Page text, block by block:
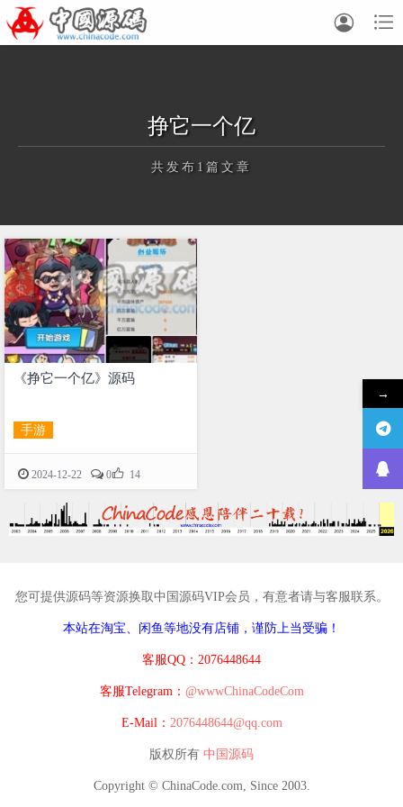


挣它一个亿
共发布1篇文章
正在为您加载新内容
《挣它一个亿》源码
手游
2024-12-22 0 14
您可提供源码等资源换取中国源码VIP会员，有意者请与客服联系。
本站在淘宝、闲鱼等地没有店铺，谨防上当受骗！
客服QQ：2076448644
客服Telegram： @wwwChinaCodeCom
E-Mail： 2076448644@qq.com
版权所有 中国源码
Copyright © ChinaCode.com, Since 2003.
→